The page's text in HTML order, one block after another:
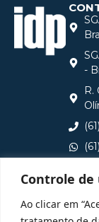
Controle de
Ao clicar em
-
R.